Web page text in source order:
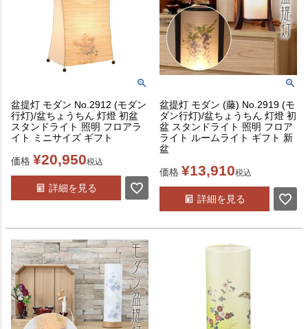
盆提灯 モダン No.2912 (モダン
行灯)/盆ちょうちん 灯燈 初盆
スタンドライト 照明 フロアラ
イト ミニサイズ ギフト
価格 ¥20,950税込
詳細を見る
盆提灯 モダン (藤) No.2919 (モ
ダン行灯)/盆ちょうちん 灯燈 初
盆 スタンドライト 照明 フロア
ライト ルームライト ギフト 新
盆
価格 ¥13,910税込
詳細を見る